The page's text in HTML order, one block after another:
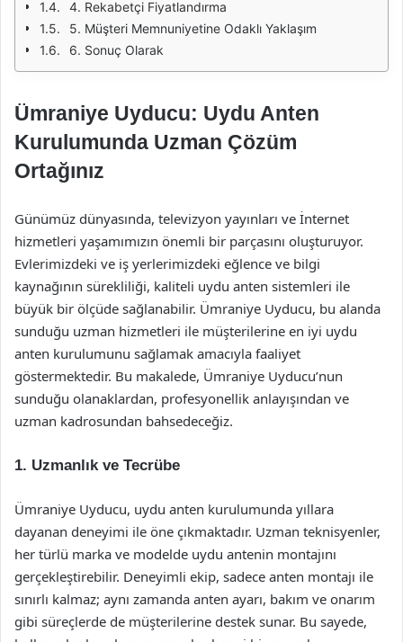
4. Rekabetçi Fiyatlandırma
5. Müşteri Memnuniyetine Odaklı Yaklaşım
6. Sonuç Olarak
Ümraniye Uyducu: Uydu Anten
Kurulumunda Uzman Çözüm
Ortağınız
Günümüz dünyasında, televizyon yayınları ve İnternet
hizmetleri yaşamımızın önemli bir parçasını oluşturuyor.
Evlerimizdeki ve iş yerlerimizdeki eğlence ve bilgi
kaynağının sürekliliği, kaliteli uydu anten sistemleri ile
büyük bir ölçüde sağlanabilir. Ümraniye Uyducu, bu alanda
sunduğu uzman hizmetleri ile müşterilerine en iyi uydu
anten kurulumunu sağlamak amacıyla faaliyet
göstermektedir. Bu makalede, Ümraniye Uyducu’nun
sunduğu olanaklardan, profesyonellik anlayışından ve
uzman kadrosundan bahsedeceğiz.
1. Uzmanlık ve Tecrübe
Ümraniye Uyducu, uydu anten kurulumunda yıllara
dayanan deneyimi ile öne çıkmaktadır. Uzman teknisyenler,
her türlü marka ve modelde uydu antenin montajını
gerçekleştirebilir. Deneyimli ekip, sadece anten montajı ile
sınırlı kalmaz; aynı zamanda anten ayarı, bakım ve onarım
gibi süreçlerde de müşterilerine destek sunar. Bu sayede,